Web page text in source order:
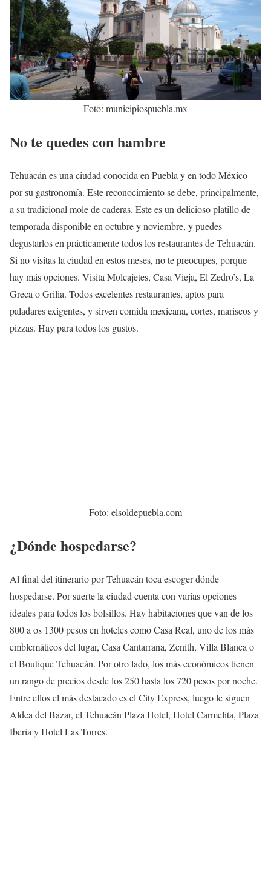
Foto: municipiospuebla.mx
No te quedes con hambre
Tehuacán es una ciudad conocida en Puebla y en todo México
por su gastronomía. Este reconocimiento se debe, principalmente,
a su tradicional mole de caderas. Este es un delicioso platillo de
temporada disponible en octubre y noviembre, y puedes
degustarlos en prácticamente todos los restaurantes de Tehuacán.
Si no visitas la ciudad en estos meses, no te preocupes, porque
hay más opciones. Visita Molcajetes, Casa Vieja, El Zedro’s, La
Greca o Grilia. Todos excelentes restaurantes, aptos para
paladares exigentes, y sirven comida mexicana, cortes, mariscos y
pizzas. Hay para todos los gustos.
Foto: elsoldepuebla.com
¿Dónde hospedarse?
Al final del itinerario por Tehuacán toca escoger dónde
hospedarse. Por suerte la ciudad cuenta con varias opciones
ideales para todos los bolsillos. Hay habitaciones que van de los
800 a os 1300 pesos en hoteles como Casa Real, uno de los más
emblemáticos del lugar, Casa Cantarrana, Zenith, Villa Blanca o
el Boutique Tehuacán. Por otro lado, los más económicos tienen
un rango de precios desde los 250 hasta los 720 pesos por noche.
Entre ellos el más destacado es el City Express, luego le siguen
Aldea del Bazar, el Tehuacán Plaza Hotel, Hotel Carmelita, Plaza
Iberia y Hotel Las Torres.